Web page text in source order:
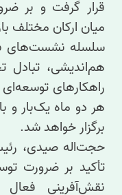
قرار گرفت و بر
میان ارکان مختلف
سلسله نشست‌های
هم‌اندیشی، تبادل
راهکارهای توسعه‌ای
هر دو ماه یک‌بار و
برگزار خواهد شد.
حجت‌اله صیدی،
تأکید بر ضرورت
نقش‌آفرینی فعال